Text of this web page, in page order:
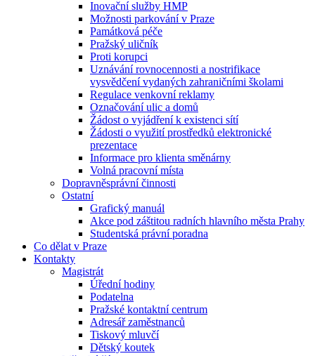
Inovační služby HMP
Možnosti parkování v Praze
Památková péče
Pražský uličník
Proti korupci
Uznávání rovnocennosti a nostrifikace
vysvědčení vydaných zahraničními školami
Regulace venkovní reklamy
Označování ulic a domů
Žádost o vyjádření k existenci sítí
Žádosti o využití prostředků elektronické
prezentace
Informace pro klienta směnárny
Volná pracovní místa
Dopravněsprávní činnosti
Ostatní
Grafický manuál
Akce pod záštitou radních hlavního města Prahy
Studentská právní poradna
Co dělat v Praze
Kontakty
Magistrát
Úřední hodiny
Podatelna
Pražské kontaktní centrum
Adresář zaměstnanců
Tiskový mluvčí
Dětský koutek